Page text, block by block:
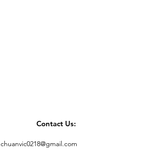
Contact Us:
chuanvic0218@gmail.com